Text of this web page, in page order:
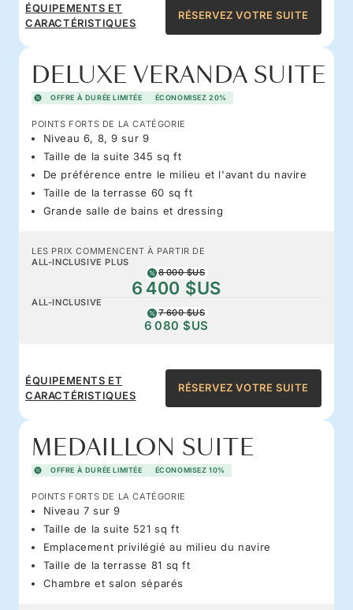
ÉQUIPEMENTS ET
CARACTÉRISTIQUES
RÉSERVEZ VOTRE SUITE
DELUXE VERANDA SUITE
OFFRE À DURÉE LIMITÉE ÉCONOMISEZ 20%
POINTS FORTS DE LA CATÉGORIE
Niveau 6, 8, 9 sur 9
Taille de la suite 345 sq ft
De préférence entre le milieu et l'avant du navire
Taille de la terrasse 60 sq ft
Grande salle de bains et dressing
LES PRIX COMMENCENT À PARTIR DE
ALL-INCLUSIVE PLUS
8 000 $US
6 400 $US
ALL-INCLUSIVE
7 600 $US
6 080 $US
ÉQUIPEMENTS ET
CARACTÉRISTIQUES
RÉSERVEZ VOTRE SUITE
MEDAILLON SUITE
OFFRE À DURÉE LIMITÉE ÉCONOMISEZ 10%
POINTS FORTS DE LA CATÉGORIE
Niveau 7 sur 9
Taille de la suite 521 sq ft
Emplacement privilégié au milieu du navire
Taille de la terrasse 81 sq ft
Chambre et salon séparés